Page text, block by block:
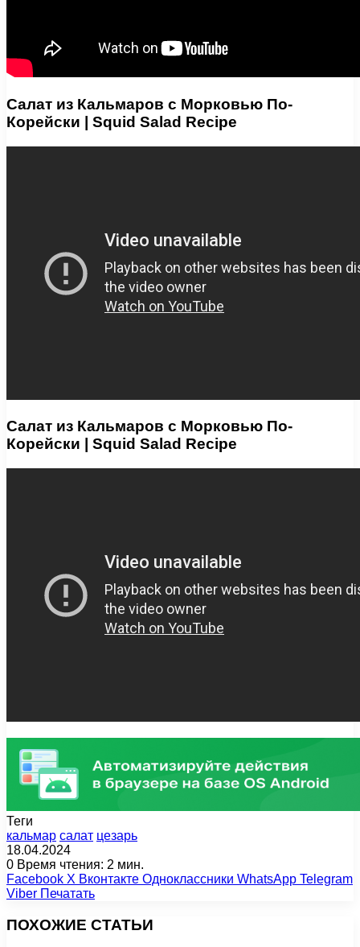
Салат из Кальмаров с Морковью По-
Корейски | Squid Salad Recipe
Салат из Кальмаров с Морковью По-
Корейски | Squid Salad Recipe
Теги
кальмар салат цезарь
18.04.2024
0 Время чтения: 2 мин.
Facebook X Вконтакте Одноклассники WhatsApp Telegram
Viber Печатать
ПОХОЖИЕ СТАТЬИ